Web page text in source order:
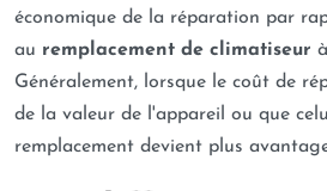
économique de la réparation par
au remplacement de climatiseur
Généralement, lorsque le coût de
de la valeur de l'appareil ou que
remplacement devient plus